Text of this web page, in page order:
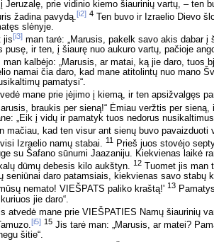
Jeruzalę, prie vidinio kiemo šiaurinių vartų, – ten
žadina pavydą.[i2] 4 Ten buvo ir Izraelio Dievo
slėnyje.
jis[i3] man tarė: „Marusis, pakelk savo akis dabar į
pusę, ir ten, į šiaurę nuo aukuro vartų, pačioje
man kalbėjo: „Marusis, ar matai, ką jie daro, tuos
namai čia daro, kad mane atitolintų nuo mano
pamatysi“.
mane prie įėjimo į kiemą, ir ten apsižvalgęs
braukis per sieną!“ Ėmiau veržtis per sieną,
„Eik į vidų ir pamatyk tuos nedorus
mačiau, kad ten visur ant sienų buvo
Izraelio namų stabai. 11
Prieš juos stovėjo
su Šafano sūnumi Jaazaniju. Kiekvienas laikė
dūmų debesis kilo aukštyn. 12 Tuomet jis man
seniūnai daro patamsiais, kiekvienas savo stabų
nemato! VIEŠPATS paliko kraštą!' 13
jie daro“.
atvedė mane prie VIEŠPATIES Namų šiaurinių
[i5] 15 Jis tarė man: „Marusis, ar matei?
šitie“.